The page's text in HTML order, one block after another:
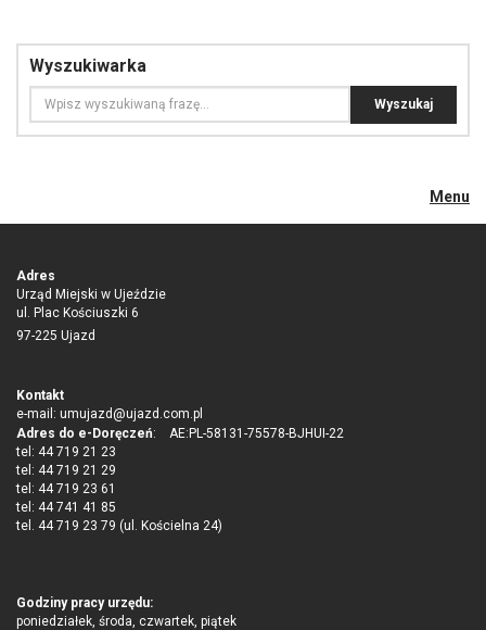
Wyszukiwarka
Menu
Adres
Urząd Miejski w Ujeździe
ul. Plac Kościuszki 6
97-225 Ujazd
Kontakt
e-mail: umujazd@ujazd.com.pl
Adres do e-Doręczeń: AE:PL-58131-75578-BJHUI-22
tel: 44 719 21 23
tel: 44 719 21 29
tel: 44 719 23 61
tel: 44 741 41 85
tel. 44 719 23 79 (ul. Kościelna 24)
Godziny pracy urzędu:
poniedziałek, środa, czwartek, piątek